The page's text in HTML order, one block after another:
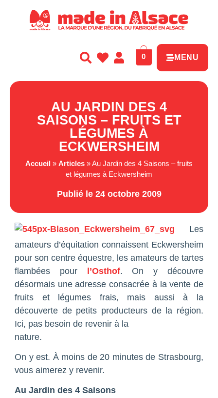
0 MENU
AU JARDIN DES 4
SAISONS – FRUITS ET
LÉGUMES À
ECKWERSHEIM
Accueil » Articles »Au Jardin des 4 Saisons – fruits
et légumes à Eckwersheim
Publié le 24 octobre 2009
Les
amateurs d’équitation connaissent Eckwersheim
pour son centre équestre, les amateurs de tartes
flambées pour l’Osthof. On y découvre
désormais une adresse consacrée à la vente de
fruits et légumes frais, mais aussi à la
découverte de petits producteurs de la région.
Ici, pas besoin de revenir à la
nature.
On y est. À moins de 20 minutes de Strasbourg,
vous aimerez y revenir.
Au Jardin des 4 Saisons